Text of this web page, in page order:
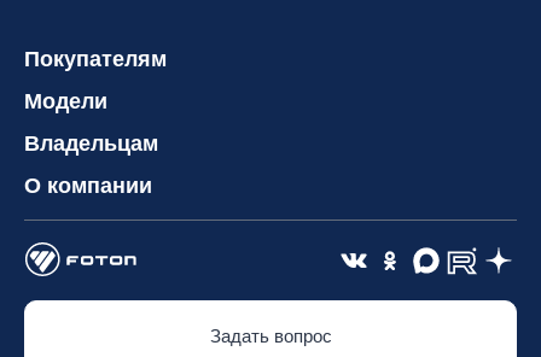
Покупателям
Модели
Владельцам
О компании
Задать вопрос